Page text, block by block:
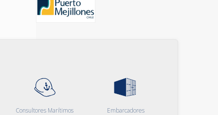
Consultores Marítimos Embarcadores